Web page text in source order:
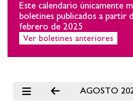
Este calendario únicamente
boletines publicados a partir
febrero de 2025
Ver boletines anteriores
AGOSTO